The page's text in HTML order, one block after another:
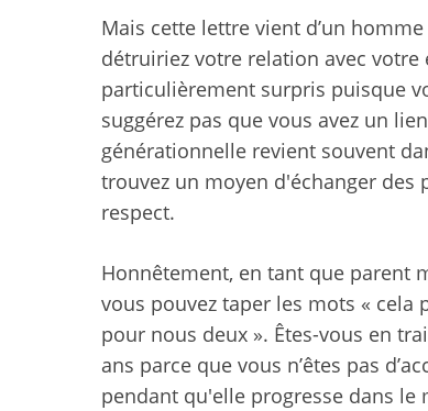
Mais cette lettre vient d’un
détruiriez votre relation avec votre
particulièrement surpris puisque
suggérez pas que vous avez un
générationnelle revient souvent
trouvez un moyen d'échanger des
respect.
Honnêtement, en tant que parent
vous pouvez taper les mots «
pour nous deux ». Êtes-vous en
ans parce que vous n’êtes pas
pendant qu'elle progresse dans le